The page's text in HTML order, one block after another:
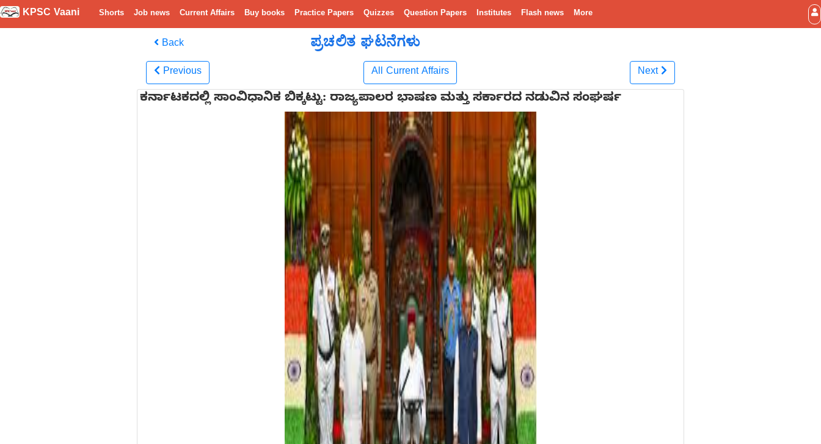
KPSC Vaani Shorts Job news Current Affairs Buy books Practice Papers Quizzes Question Papers Institutes Flash news More
Back ಪ್ರಚಲಿತ ಘಟನೆಗಳು
Previous All Current Affairs Next
ಕರ್ನಾಟಕದಲ್ಲಿ ಸಾಂವಿಧಾನಿಕ ಬಿಕ್ಕಟ್ಟು: ರಾಜ್ಯಪಾಲರ ಭಾಷಣ ಮತ್ತು ಸರ್ಕಾರದ ನಡುವಿನ ಸಂಘರ್ಷ